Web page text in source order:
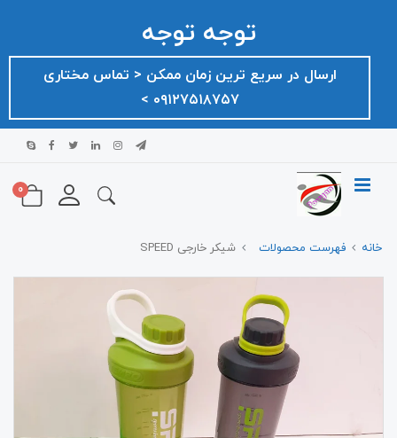
توجه توجه
ارسال در سریع ترین زمان ممکن ‌< تماس مختاری
۰۹۱۲۷۵۱۸۷۵۷ >
0
خانه فهرست محصولات شیکر خارجی SPEED